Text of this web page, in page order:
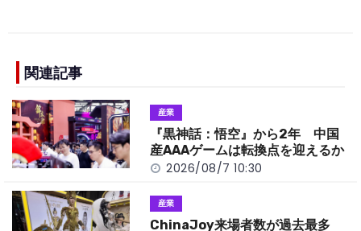
e
b
o
o
k
n
k
関連記事
産業
『黒神話：悟空』から2年 中国
産AAAゲームは転換点を迎えるか
2026/08/7 10:30
産業
ChinaJoy来場者数が過去最多